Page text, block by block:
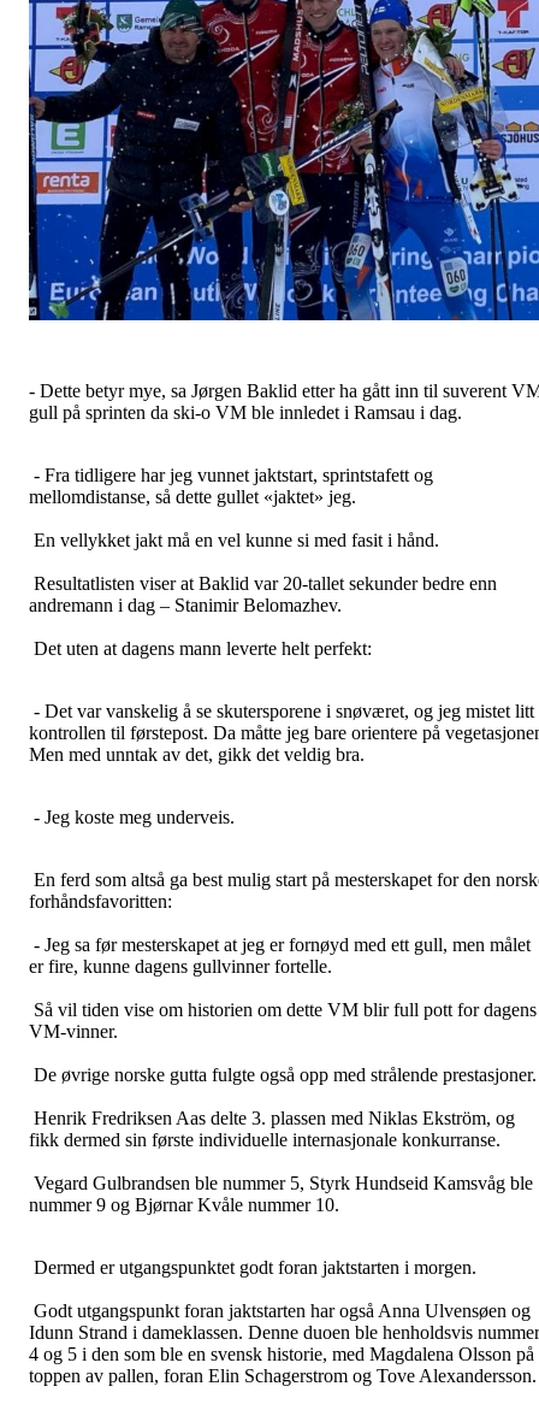
- Dette betyr mye, sa Jørgen Baklid etter ha gått inn til suverent
gull på sprinten da ski-o VM ble innledet i Ramsau i dag.
- Fra tidligere har jeg vunnet jaktstart, sprintstafett og
mellomdistanse, så dette gullet «jaktet» jeg.
En vellykket jakt må en vel kunne si med fasit i hånd.
Resultatlisten viser at Baklid var 20-tallet sekunder bedre enn
andremann i dag – Stanimir Belomazhev.
Det uten at dagens mann leverte helt perfekt:
- Det var vanskelig å se skutersporene i snøværet, og jeg mistet litt
kontrollen til førstepost. Da måtte jeg bare orientere på
Men med unntak av det, gikk det veldig bra.
- Jeg koste meg underveis.
En ferd som altså ga best mulig start på mesterskapet for den
forhåndsfavoritten:
- Jeg sa før mesterskapet at jeg er fornøyd med ett gull, men målet
er fire, kunne dagens gullvinner fortelle.
Så vil tiden vise om historien om dette VM blir full pott for dagens
VM-vinner.
De øvrige norske gutta fulgte også opp med strålende
Henrik Fredriksen Aas delte 3. plassen med Niklas Ekström, og
fikk dermed sin første individuelle internasjonale konkurranse.
Vegard Gulbrandsen ble nummer 5, Styrk Hundseid Kamsvåg ble
nummer 9 og Bjørnar Kvåle nummer 10.
Dermed er utgangspunktet godt foran jaktstarten i morgen.
Godt utgangspunkt foran jaktstarten har også Anna Ulvensøen og
Idunn Strand i dameklassen. Denne duoen ble henholdsvis nummer
4 og 5 i den som ble en svensk historie, med Magdalena Olsson på
toppen av pallen, foran Elin Schagerstrom og Tove Alexandersson.